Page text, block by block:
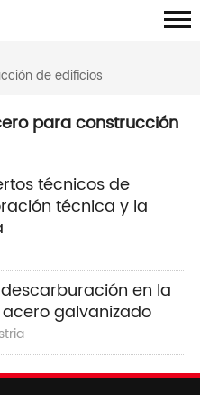
de edificios
para construcción
técnicos de
técnica y la
en la
galvanizado